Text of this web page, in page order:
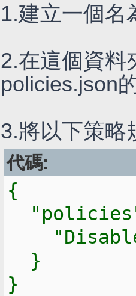
1.建立一個名
2.在這個資料
policies.json
3.將以下策略
代碼:
{
}
}